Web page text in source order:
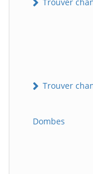
Trouver
Dombes